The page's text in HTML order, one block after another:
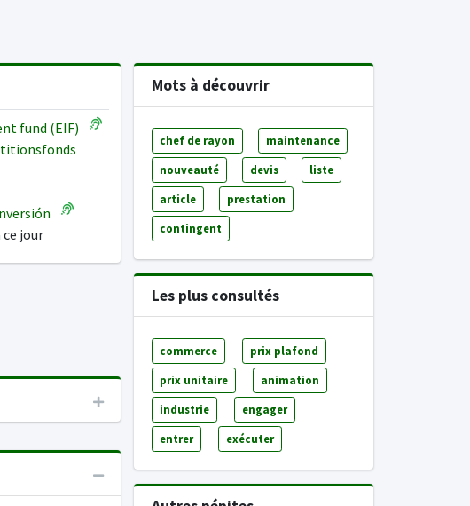
fund (EIF)
jour
Mots à découvrir
chef de rayon maintenance
nouveauté devis liste
article prestation
contingent
Les plus consultés
commerce prix plafond
prix unitaire animation
industrie engager
entrer exécuter